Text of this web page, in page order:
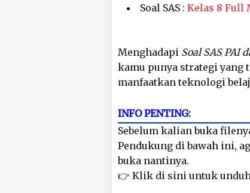
Soal SAS : Kelas 8 Full
Menghadapi Soal SAS PAI
kamu punya strategi yang
manfaatkan teknologi
INFO PENTING:
Sebelum kalian buka
Pendukung di bawah ini,
buka nantinya.
👉 Klik di sini untuk